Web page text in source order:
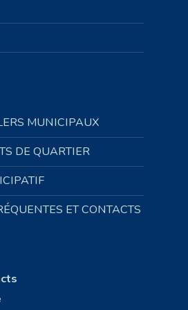
MUNICIPAUX
DE QUARTIER
ET CONTACTS